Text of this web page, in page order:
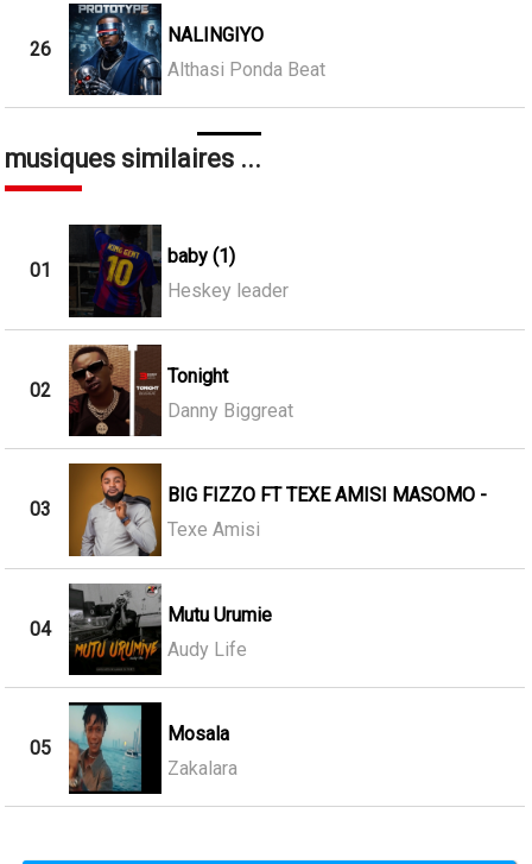
26
NALINGIYO
Althasi Ponda Beat
musiques similaires ...
01
baby (1)
Heskey leader
02
Tonight
Danny Biggreat
03
BIG FIZZO FT TEXE AMISI MASOMO -
Texe Amisi
04
Mutu Urumie
Audy Life
05
Mosala
Zakalara